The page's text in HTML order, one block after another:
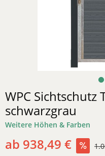
WPC Sichtschutz
schwarzgrau
Weitere Höhen & Farben
ab 938,49 €